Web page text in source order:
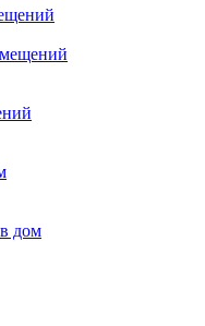
дом